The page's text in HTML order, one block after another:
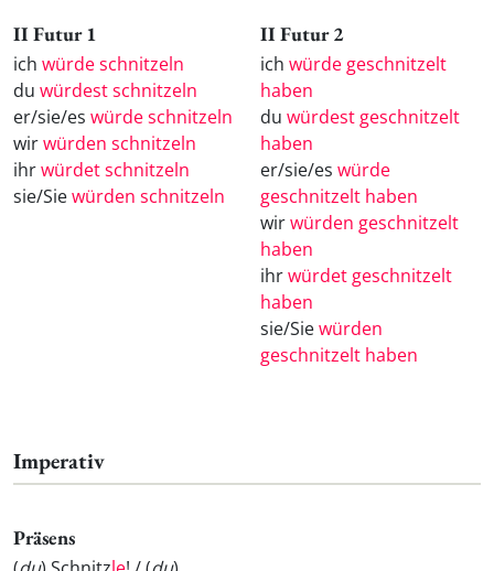
II Futur 1
ich würde schnitzeln
du würdest schnitzeln
er/sie/es würde schnitzeln
wirwürden schnitzeln
ihrwürdet schnitzeln
sie/Siewürden schnitzeln
II Futur 2
ich würde geschnitzelt
haben
du würdest geschnitzelt
haben
er/sie/es würde
geschnitzelt haben
wirwürden geschnitzelt
haben
ihrwürdet geschnitzelt
haben
sie/Siewürden
geschnitzelt haben
Imperativ
Präsens